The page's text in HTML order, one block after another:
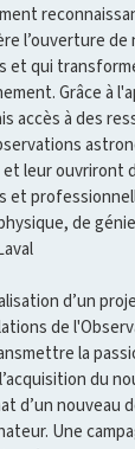
l’ouverture
et qui
Grâce à
accès à des
leur ouvriront
et
de
d’un
de
la
du
d’un nouveau
Une